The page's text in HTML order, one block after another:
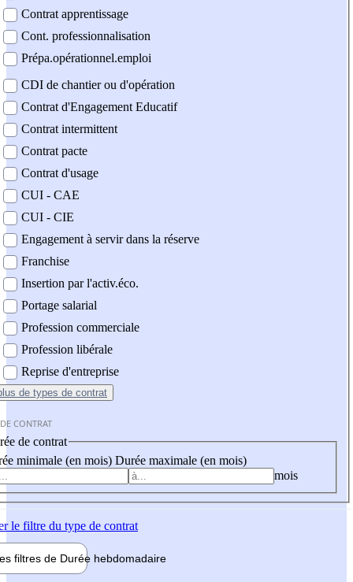
Contrat apprentissage
Cont. professionnalisation
Prépa.opérationnel.emploi
CDI de chantier ou d'opération
Contrat d'Engagement Educatif
Contrat intermittent
Contrat pacte
Contrat d'usage
CUI - CAE
CUI - CIE
Engagement à servir dans la réserve
Franchise
Insertion par l'activ.éco.
Portage salarial
Profession commerciale
Profession libérale
Reprise d'entreprise
de types de contrat
CONTRAT
de contrat
minimale (en mois) Durée maximale (en mois)
mois
le filtre du type de contrat
filtres de Durée hebdomadaire